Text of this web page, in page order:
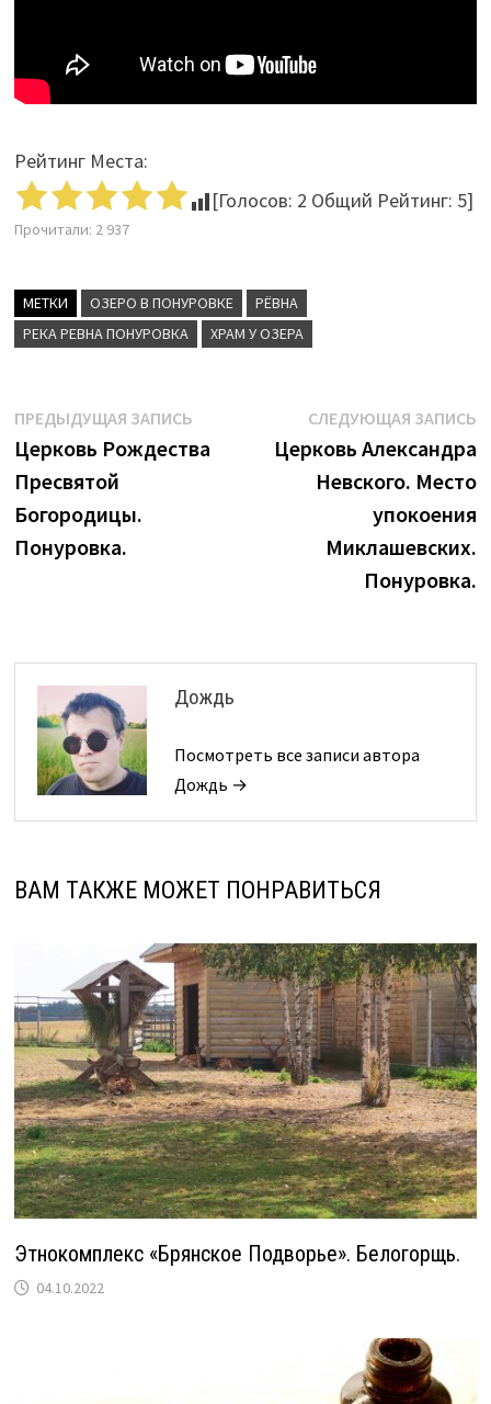
Рейтинг Места:
[Голосов: 2 Общий Рейтинг: 5]
Прочитали: 2 937
МЕТКИ ОЗЕРО В ПОНУРОВКЕ
РЁВНА
РЕКА РЕВНА ПОНУРОВКА
ХРАМ У ОЗЕРА
Навигация
по
записям
ПРЕДЫДУЩАЯ ЗАПИСЬПредыдущая
запись:
Церковь Рождества
Пресвятой
Богородицы.
Понуровка.
СЛЕДУЮЩАЯ ЗАПИСЬ
Церковь Александра
Невского. Место
упокоения
Миклашевских.
Понуровка.
Дождь
Посмотреть все записи автора
Дождь →
ВАМ ТАКЖЕ МОЖЕТ ПОНРАВИТЬСЯ
Этнокомплекс «Брянское Подворье». Белогорщь.
04.10.2022